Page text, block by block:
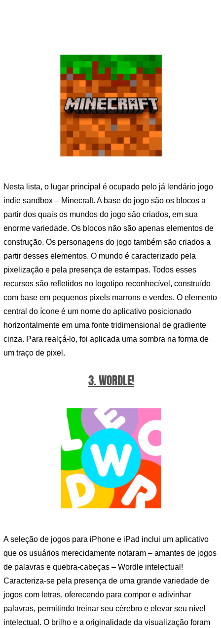
Nesta lista, o lugar principal é ocupado pelo já lendário jogo
indie sandbox – Minecraft. A base do jogo são os blocos a
partir dos quais os mundos do jogo são criados, em sua
enorme variedade. Os blocos não são apenas elementos de
construção. Os personagens do jogo também são criados a
partir desses elementos. O mundo é caracterizado pela
pixelização e pela presença de estampas. Todos esses
recursos são refletidos no logotipo reconhecível, construído
com base em pequenos pixels marrons e verdes. O elemento
central do ícone é um nome do aplicativo posicionado
horizontalmente em uma fonte tridimensional de gradiente
cinza. Para realçá-lo, foi aplicada uma sombra na forma de
um traço de pixel.
3. WORDLE!
A seleção de jogos para iPhone e iPad inclui um aplicativo
que os usuários merecidamente notaram – amantes de jogos
de palavras e quebra-cabeças – Wordle intelectual!
Caracteriza-se pela presença de uma grande variedade de
jogos com letras, oferecendo para compor e adivinhar
palavras, permitindo treinar seu cérebro e elevar seu nível
intelectual. O brilho e a originalidade da visualização foram